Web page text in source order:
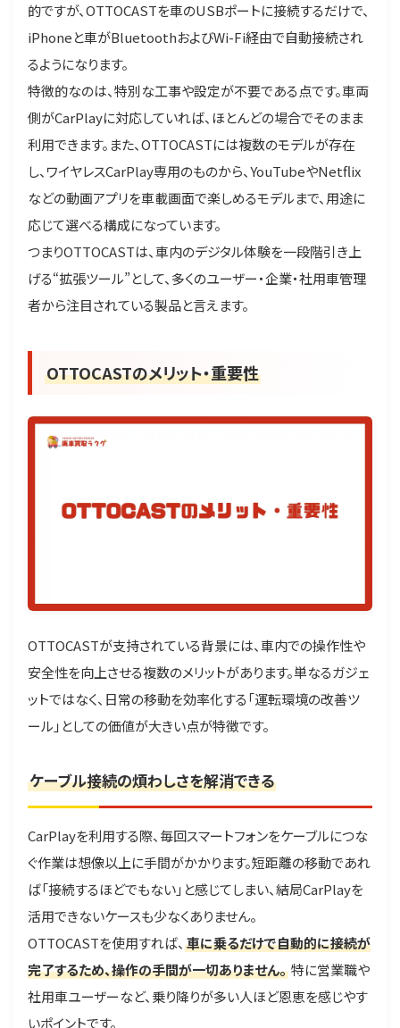
的ですが、OTTOCASTを車のUSBポートに接続するだけで、
iPhoneと車がBluetoothおよびWi-Fi経由で自動接続され
るようになります。
特徴的なのは、特別な工事や設定が不要である点です。車両
側がCarPlayに対応していれば、ほとんどの場合でそのまま
利用できます。また、OTTOCASTには複数のモデルが存在
し、ワイヤレスCarPlay専用のものから、YouTubeやNetflix
などの動画アプリを車載画面で楽しめるモデルまで、用途に
応じて選べる構成になっています。
つまりOTTOCASTは、車内のデジタル体験を一段階引き上
げる“拡張ツール”として、多くのユーザー・企業・社用車管理
者から注目されている製品と言えます。
OTTOCASTのメリット・重要性
OTTOCASTが支持されている背景には、車内での操作性や
安全性を向上させる複数のメリットがあります。単なるガジェ
ットではなく、日常の移動を効率化する「運転環境の改善ツ
ール」としての価値が大きい点が特徴です。
ケーブル接続の煩わしさを解消できる
CarPlayを利用する際、毎回スマートフォンをケーブルにつな
ぐ作業は想像以上に手間がかかります。短距離の移動であれ
ば「接続するほどでもない」と感じてしまい、結局CarPlayを
活用できないケースも少なくありません。
OTTOCASTを使用すれば、 車に乗るだけで自動的に接続が
完了するため、操作の手間が一切ありません。 特に営業職や
社用車ユーザーなど、乗り降りが多い人ほど恩恵を感じやす
いポイントです。